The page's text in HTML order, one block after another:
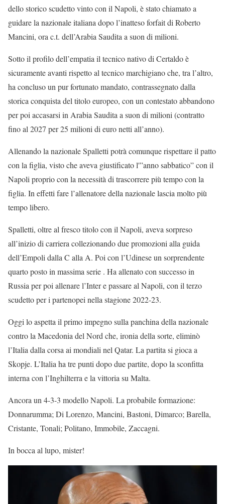
dello storico scudetto vinto con il Napoli, è stato chiamato a
guidare la nazionale italiana dopo l’inatteso forfait di Roberto
Mancini, ora c.t. dell’Arabia Saudita a suon di milioni.
Sotto il profilo dell’empatia il tecnico nativo di Certaldo è
sicuramente avanti rispetto al tecnico marchigiano che, tra l’altro,
ha concluso un pur fortunato mandato, contrassegnato dalla
storica conquista del titolo europeo, con un contestato abbandono
per poi accasarsi in Arabia Saudita a suon di milioni (contratto
fino al 2027 per 25 milioni di euro netti all’anno).
Allenando la nazionale Spalletti potrà comunque rispettare il patto
con la figlia, visto che aveva giustificato l'”anno sabbatico” con il
Napoli proprio con la necessità di trascorrere più tempo con la
figlia. In effetti fare l’allenatore della nazionale lascia molto più
tempo libero.
Spalletti, oltre al fresco titolo con il Napoli, aveva sorpreso
all’inizio di carriera collezionando due promozioni alla guida
dell’Empoli dalla C alla A. Poi con l’Udinese un sorprendente
quarto posto in massima serie . Ha allenato con successo in
Russia per poi allenare l’Inter e passare al Napoli, con il terzo
scudetto per i partenopei nella stagione 2022-23.
Oggi lo aspetta il primo impegno sulla panchina della nazionale
contro la Macedonia del Nord che, ironia della sorte, eliminò
l’Italia dalla corsa ai mondiali nel Qatar. La partita si gioca a
Skopje. L’Italia ha tre punti dopo due partite, dopo la sconfitta
interna con l’Inghilterra e la vittoria su Malta.
Ancora un 4-3-3 modello Napoli. La probabile formazione:
Donnarumma; Di Lorenzo, Mancini, Bastoni, Dimarco; Barella,
Cristante, Tonali; Politano, Immobile, Zaccagni.
In bocca al lupo, mister!